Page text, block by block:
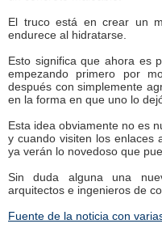
El truco está en crear un
endurece al hidratarse.
Esto significa que ahora es
empezando primero por
después con simplemente
en la forma en que uno lo
Esta idea obviamente no es
y cuando visiten los enlaces
ya verán lo novedoso que
Sin duda alguna una
arquitectos e ingenieros de
Fuente de la noticia con